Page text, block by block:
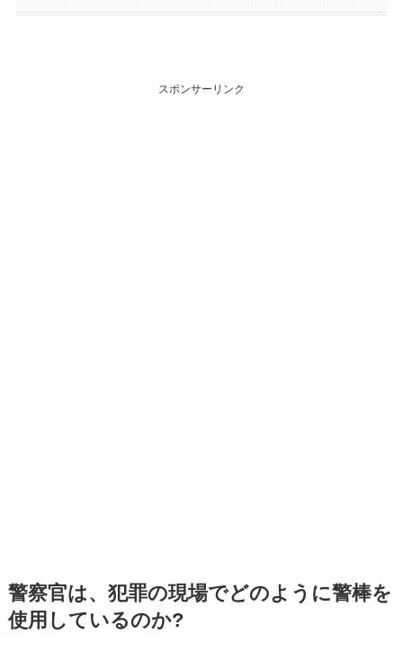
スポンサーリンク
警察官は、犯罪の現場でどのように警棒を
使用しているのか?